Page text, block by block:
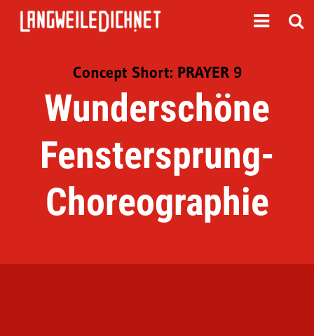
Concept Short: PRAYER 9
Wunderschöne
Fenstersprung-
Choreographie